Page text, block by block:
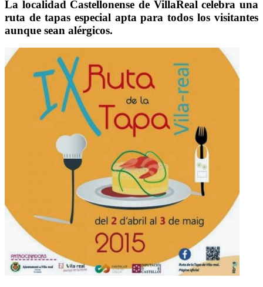
La localidad Castellonense de VillaReal celebra una
ruta de tapas especial apta para todos los visitantes
aunque sean alérgicos.